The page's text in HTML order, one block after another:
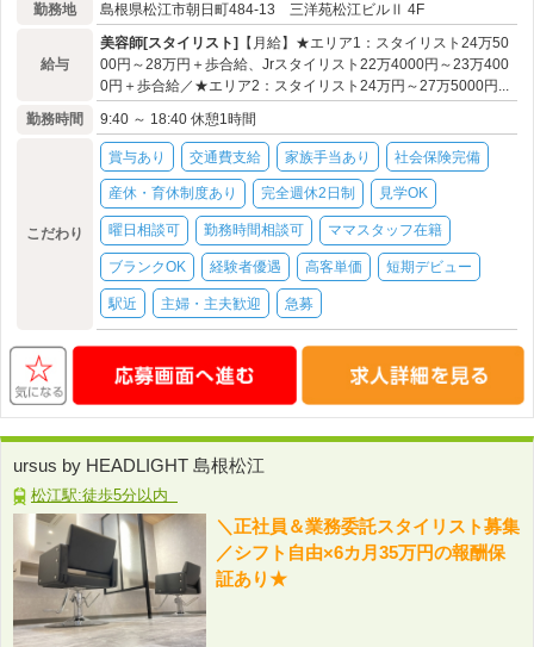
勤務地 島根県松江市朝日町484-13 三洋苑松江ビルⅡ 4F
給与
美容師[スタイリスト]
【月給】★エリア1：スタイリスト24万50
00円～28万円＋歩合給、Jrスタイリスト22万4000円～23万400
0円＋歩合給／★エリア2：スタイリスト24万円～27万5000円...
勤務時間
9:40 ～ 18:40 休憩1時間
こだわり
賞与あり 交通費支給 家族手当あり 社会保険完備
産休・育休制度あり 完全週休2日制 見学OK
曜日相談可 勤務時間相談可 ママスタッフ在籍
ブランクOK 経験者優遇 高客単価 短期デビュー
駅近 主婦・主夫歓迎 急募
ursus by HEADLIGHT 島根松江
松江駅:徒歩5分以内
＼正社員＆業務委託スタイリスト募集
／シフト自由×6カ月35万円の報酬保
証あり★